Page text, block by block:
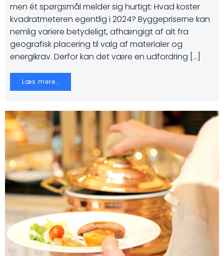
men ét spørgsmål melder sig hurtigt: Hvad koster
kvadratmeteren egentlig i 2024? Byggepriserne kan
nemlig variere betydeligt, afhængigt af alt fra
geografisk placering til valg af materialer og
energikrav. Derfor kan det være en udfordring […]
Læs mere…